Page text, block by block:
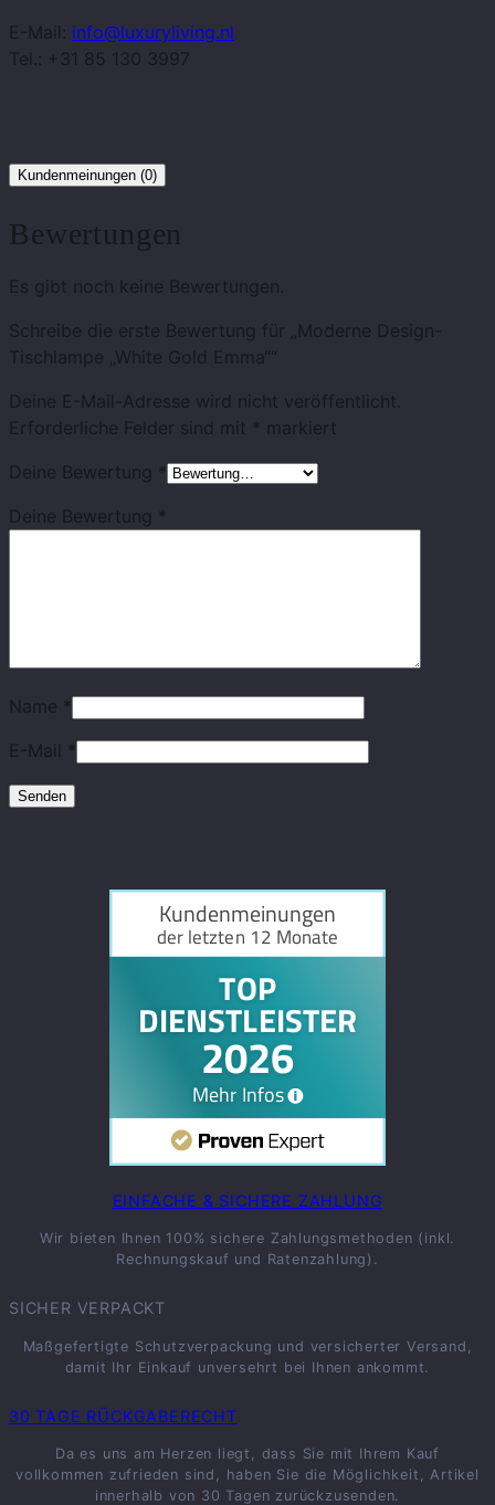
E-Mail: info@luxuryliving.nl
Tel.: +31 85 130 3997
Kundenmeinungen (0)
Bewertungen
Es gibt noch keine Bewertungen.
Schreibe die erste Bewertung für „Moderne Design-
Tischlampe „White Gold Emma““
Deine E-Mail-Adresse wird nicht veröffentlicht.
Erforderliche Felder sind mit * markiert
Deine Bewertung *
Deine Bewertung *
Name *
E-Mail *
EINFACHE & SICHERE ZAHLUNG
Wir bieten Ihnen 100% sichere Zahlungsmethoden (inkl.
Rechnungskauf und Ratenzahlung).
SICHER VERPACKT
Maßgefertigte Schutzverpackung und versicherter Versand,
damit Ihr Einkauf unversehrt bei Ihnen ankommt.
30 TAGE RÜCKGABERECHT
Da es uns am Herzen liegt, dass Sie mit Ihrem Kauf
vollkommen zufrieden sind, haben Sie die Möglichkeit, Artikel
innerhalb von 30 Tagen zurückzusenden.